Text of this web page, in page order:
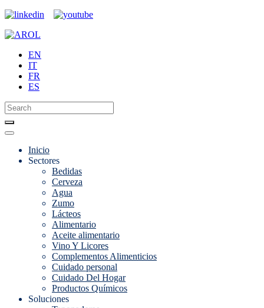
EN
IT
FR
ES
Inicio
Sectores
Bedidas
Cerveza
Agua
Zumo
Lácteos
Alimentario
Aceite alimentario
Vino Y Licores
Complementos Alimenticios
Cuidado personal
Cuidado Del Hogar
Productos Químicos
Soluciones